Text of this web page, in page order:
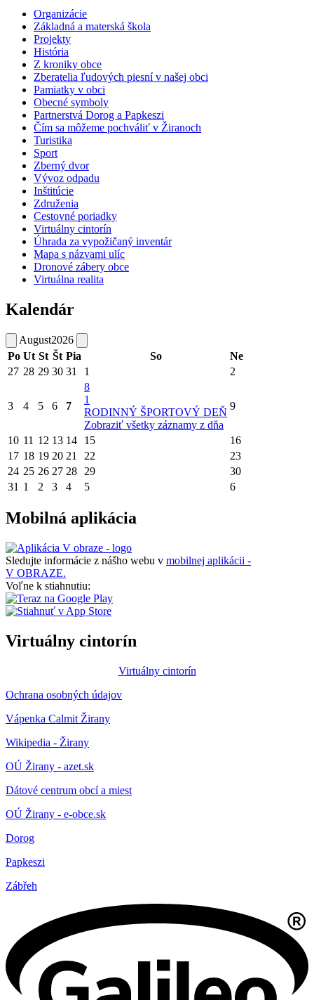
Organizácie
Základná a materská škola
Projekty
História
Z kroniky obce
Zberatelia ľudových piesní v našej obci
Pamiatky v obci
Obecné symboly
Partnerstvá Dorog a Papkeszi
Čím sa môžeme pochváliť v Žiranoch
Turistika
Sport
Zberný dvor
Vývoz odpadu
Inštitúcie
Združenia
Cestovné poriadky
Virtuálny cintorín
Úhrada za vypožičaný inventár
Mapa s názvami ulíc
Dronové zábery obce
Virtuálna realita
Kalendár
August2026
Po Ut St Št Pia So
Ne
27 28 29 30 31 1 2
3 4 5 6 7
8
1
RODINNÝ ŠPORTOVÝ DEŇ
Zobraziť všetky záznamy z dňa
9
10 11 12 13 14 15
16
17 18 19 20 21 22
23
24 25 26 27 28 29
30
31 1 2 3 4 5 6
Mobilná aplikácia
Sledujte informácie z nášho webu v mobilnej aplikácii -
V OBRAZE.
Voľne k stiahnutiu:
Virtuálny cintorín
Virtuálny cintorín
Ochrana osobných údajov
Vápenka Calmit Žirany
Wikipedia - Žirany
OÚ Žirany - azet.sk
Dátové centrum obcí a miest
OÚ Žirany - e-obce.sk
Dorog
Papkeszi
Zábřeh